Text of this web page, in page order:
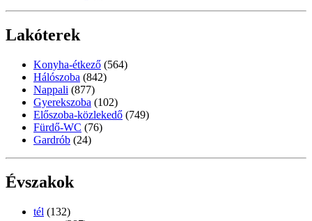
Lakóterek
Konyha-étkező (564)
Hálószoba (842)
Nappali (877)
Gyerekszoba (102)
Előszoba-közlekedő (749)
Fürdő-WC (76)
Gardrób (24)
Évszakok
tél (132)